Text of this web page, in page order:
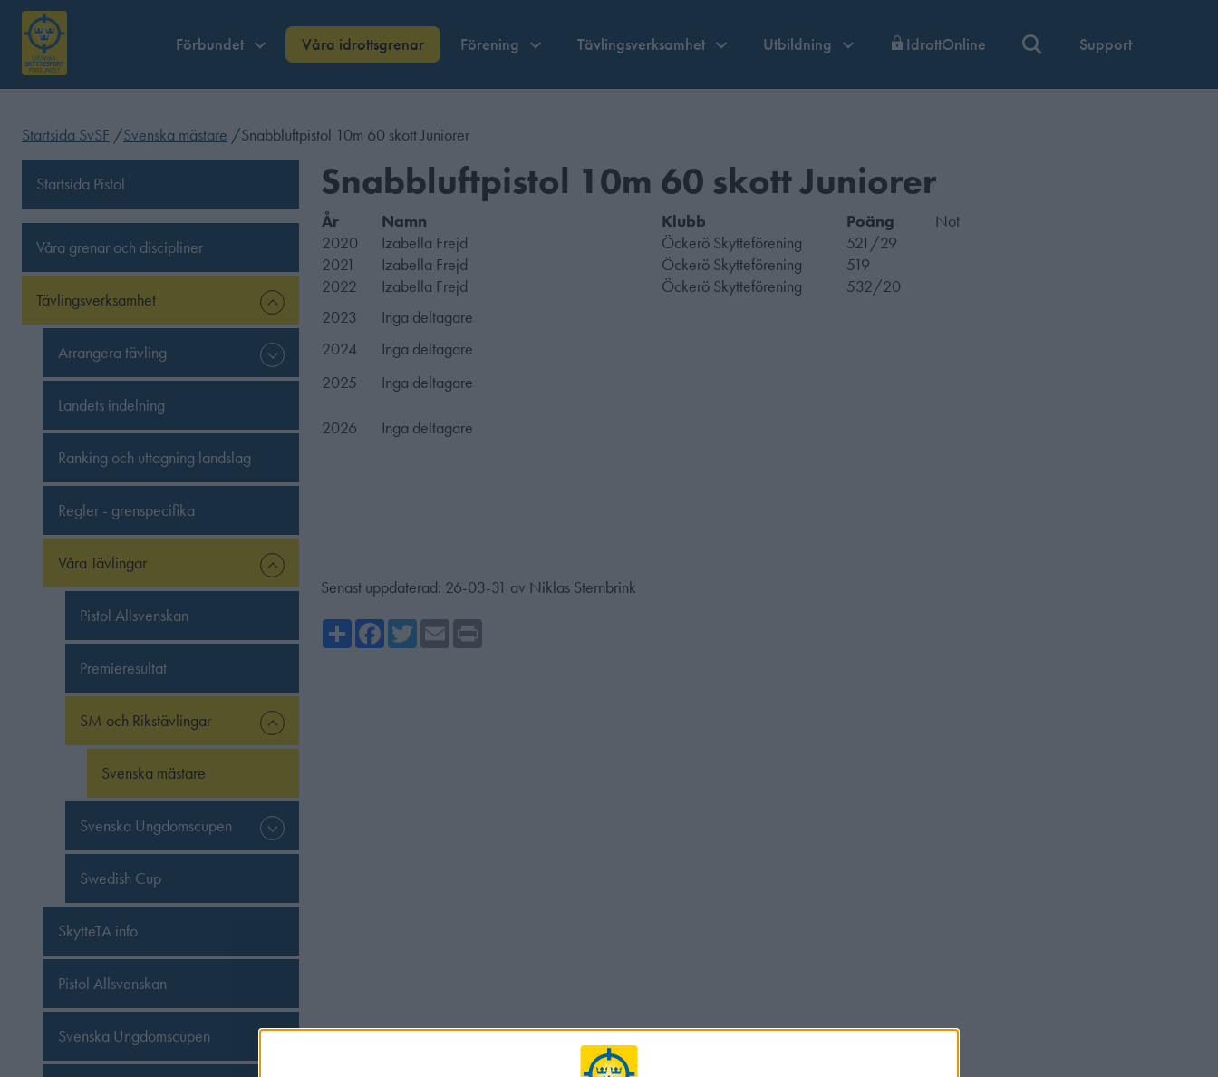
Förbundet Våra idrottsgrenar Förening Tävlingsverksamhet Utbildning IdrottOnline Support
Startsida SvSF /Svenska mästare /Snabbluftpistol 10m 60 skott Juniorer
Startsida Pistol
Våra grenar och discipliner
Tävlingsverksamhet
Arrangera tävling
Landets indelning
Ranking och uttagning landslag
Regler - grenspecifika
Våra Tävlingar
Pistol Allsvenskan
Premieresultat
SM och Rikstävlingar
Svenska mästare
Svenska Ungdomscupen
Swedish Cup
SkytteTA info
Pistol Allsvenskan
Svenska Ungdomscupen
Snabbluftpistol 10m 60 skott Juniorer
År Namn Klubb Poäng
Not
2020
Izabella Frejd Öckerö Skytteförening
521/29
2021
Izabella Frejd Öckerö Skytteförening
519
2022
Izabella Frejd Öckerö Skytteförening
532/20
2023
Inga deltagare
2024
Inga deltagare
2025
Inga deltagare
2026 Inga deltagare
Senast uppdaterad: 26-03-31 av Niklas Sternbrink
ShareFacebook
TwitterEmail